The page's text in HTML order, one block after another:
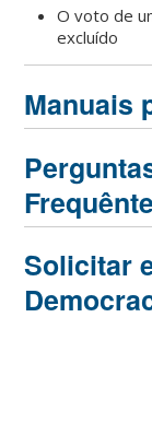
O voto de
excluído
Manuais
Solicitar